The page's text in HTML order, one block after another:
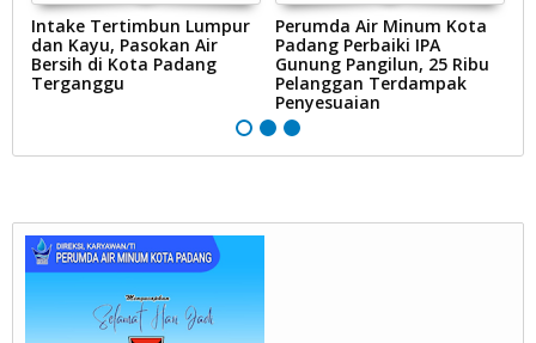
Intake Tertimbun Lumpur
dan Kayu, Pasokan Air
Bersih di Kota Padang
Terganggu
Perumda Air Minum Kota
Padang Perbaiki IPA
Gunung Pangilun, 25 Ribu
Pelanggan Terdampak
Penyesuaian